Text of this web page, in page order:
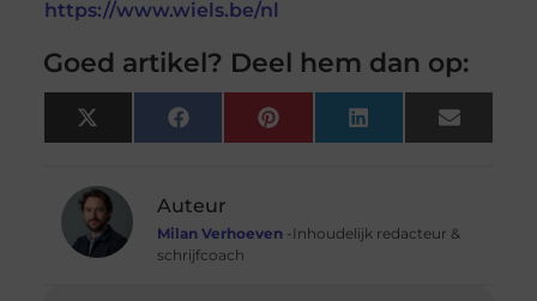
https://www.wiels.be/nl
Goed artikel? Deel hem dan op:
X
(Twitter)
FacebookPinterest LinkedIn Email
Auteur
Milan Verhoeven-Inhoudelijk redacteur &
schrijfcoach